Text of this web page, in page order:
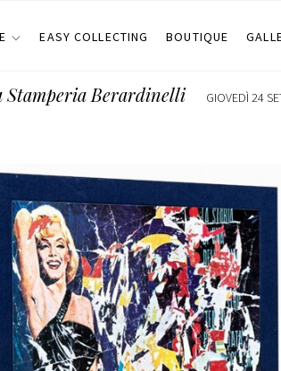
EASY COLLECTING BOUTIQUE
Stamperia Berardinelli GIOVEDÌ 24